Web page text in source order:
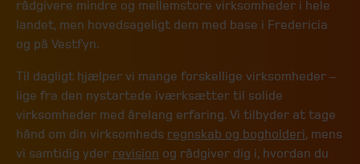
rådgivere mindre og mellemstore virksomheder i hele
landet, men hovedsageligt dem med base i Fredericia
og på Vestfyn.
Til dagligt hjælper vi mange forskellige virksomheder –
lige fra den nystartede iværksætter til solide
virksomheder med årelang erfaring. Vi tilbyder at tage
hånd om din virksomheds regnskab og bogholderi, mens
vi samtidig yder revision og rådgiver dig i, hvordan du